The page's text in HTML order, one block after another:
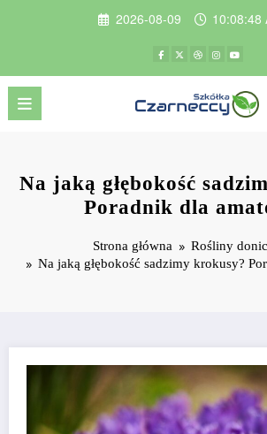
2026-08-09 10:08:50
Na jaką głębokość
Poradnik dla
Strona główna
Rośliny
Na jaką głębokość sadzimy krokusy?